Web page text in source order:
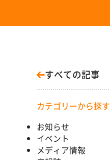
すべての記事
カテゴリーから探す
お知らせ
イベント
メディア情報